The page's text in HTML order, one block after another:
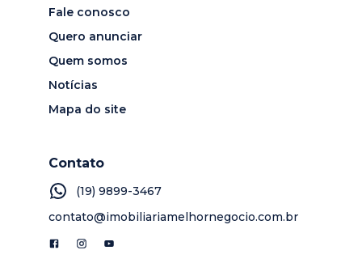
Fale conosco
Quero anunciar
Quem somos
Notícias
Mapa do site
Contato
(19) 9899-3467
contato@imobiliariamelhornegocio.com.br